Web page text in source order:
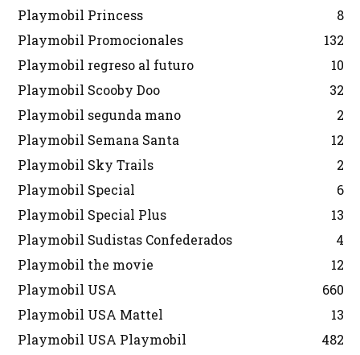
Playmobil Princess
8
Playmobil Promocionales
132
Playmobil regreso al futuro
10
Playmobil Scooby Doo
32
Playmobil segunda mano
2
Playmobil Semana Santa
12
Playmobil Sky Trails
2
Playmobil Special
6
Playmobil Special Plus
13
Playmobil Sudistas Confederados
4
Playmobil the movie
12
Playmobil USA
660
Playmobil USA Mattel
13
Playmobil USA Playmobil
482